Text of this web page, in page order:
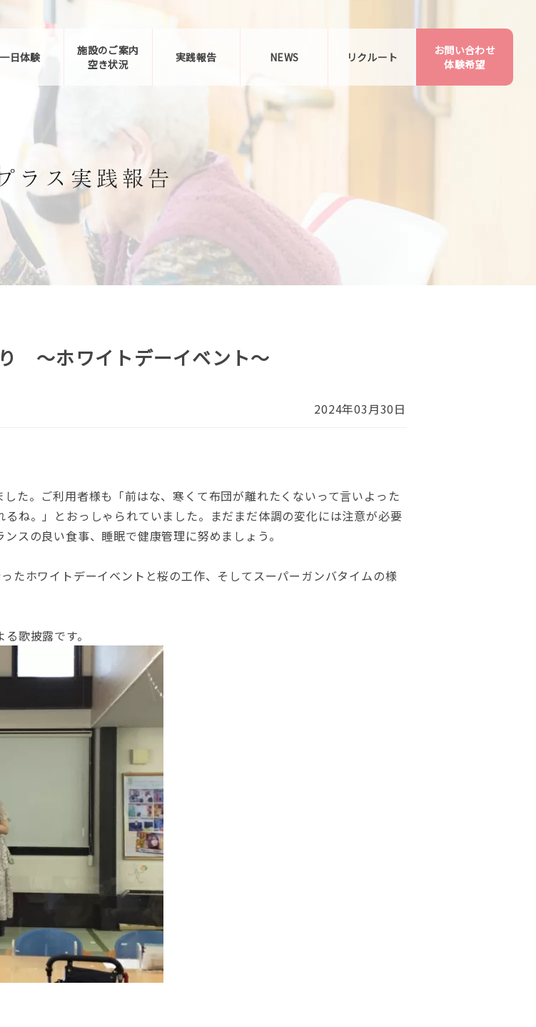
一日体験
施設のご案内
空き状況
実践報告 NEWS リクルート
お問い合わせ
体験希望
～ホワイトデーイベント～
2024年03月30日
た。ご利用者様も「前はな、寒くて布団が離れたくないって言いよった
ね。」とおっしゃられていました。まだまだ体調の変化には注意が必要
スの良い食事、睡眠で健康管理に努めましょう。
たホワイトデーイベントと桜の工作、そしてスーパーガンバタイムの様
歌披露です。